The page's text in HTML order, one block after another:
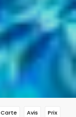
Carte Avis Prix